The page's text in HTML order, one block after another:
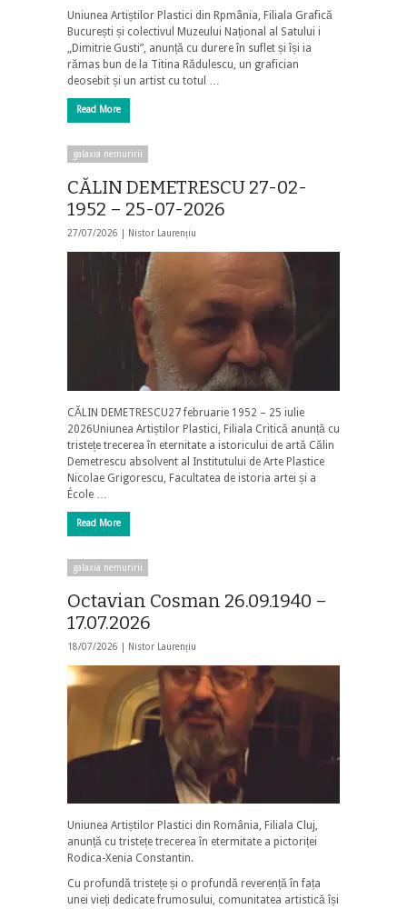
Uniunea Artiștilor Plastici din Rpmânia, Filiala Grafică
București și colectivul Muzeului Național al Satului i
„Dimitrie Gusti”, anunță cu durere în suflet și își ia
rămas bun de la Titina Rădulescu, un grafician
deosebit și un artist cu totul …
Read More
galaxia nemuririi
CĂLIN DEMETRESCU 27-02-
1952 – 25-07-2026
27/07/2026 | Nistor Laurențiu
CĂLIN DEMETRESCU27 februarie 1952 – 25 iulie
2026Uniunea Artiștilor Plastici, Filiala Critică anunță cu
tristețe trecerea în eternitate a istoricului de artă Călin
Demetrescu absolvent al Institutului de Arte Plastice
Nicolae Grigorescu, Facultatea de istoria artei și a
École …
Read More
galaxia nemuririi
Octavian Cosman 26.09.1940 –
17.07.2026
18/07/2026 | Nistor Laurențiu
Uniunea Artiștilor Plastici din România, Filiala Cluj,
anunță cu tristețe trecerea în etermitate a pictoriței
Rodica-Xenia Constantin.
Cu profundă tristețe și o profundă reverență în fața
unei vieți dedicate frumosului, comunitatea artistică își